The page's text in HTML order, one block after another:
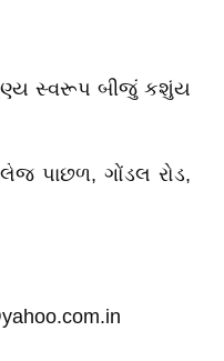
પુણ્ય સ્વરૂપ બીજું કશુંય
પાછળ, ગોંડલ રોડ,